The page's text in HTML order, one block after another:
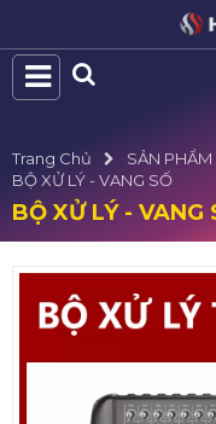
Trang Chủ SẢN
BỘ XỬ LÝ - VANG SỐ
BỘ XỬ LÝ - VANG